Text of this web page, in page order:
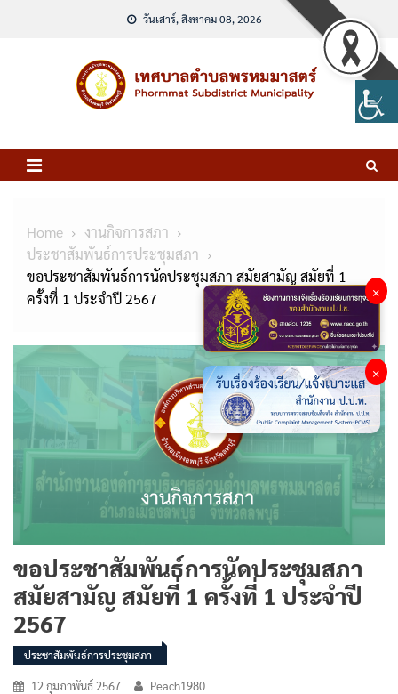
วันเสาร์, สิงหาคม 08, 2026
Home
งานกิจการสภา
ประชาสัมพันธ์การประชุมสภา
ขอประชาสัมพันธ์การนัดประชุมสภา สมัยสามัญ สมัยที่ 1
ครั้งที่ 1 ประจำปี 2567
ขอประชาสัมพันธ์การนัดประชุมสภา
สมัยสามัญ สมัยที่ 1 ครั้งที่ 1 ประจำปี
2567
ประชาสัมพันธ์การประชุมสภา
12 กุมภาพันธ์ 2567 Peach1980
×
×